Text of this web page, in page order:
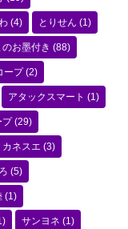
(4) とりせん (1)
お墨付き (88)
ープ(2)
アタックスマート (1)
プ(29)
カネスエ (3)
(5)
(1)
サンヨネ (1)